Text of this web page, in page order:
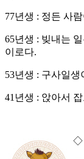
77년생 : 정든 사
65년생 : 빚내는
이로다.
53년생 : 구사일
41년생 : 앉아서
◇